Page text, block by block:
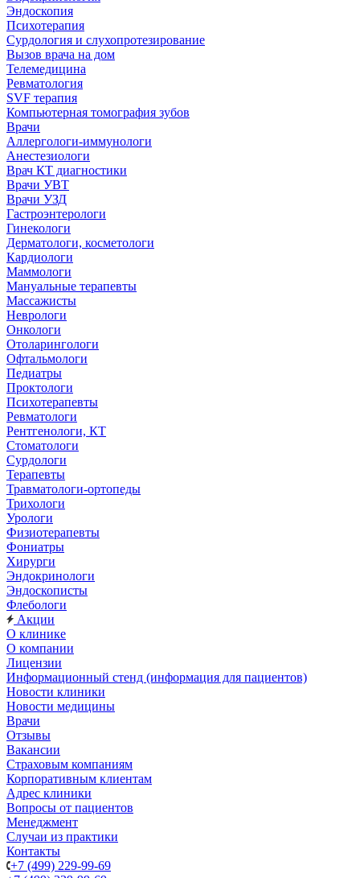
Эндоскопия
Психотерапия
Сурдология и слухопротезирование
Вызов врача на дом
Телемедицина
Ревматология
SVF терапия
Компьютерная томография зубов
Врачи
Аллергологи-иммунологи
Анестезиологи
Врач КТ диагностики
Врачи УВТ
Врачи УЗД
Гастроэнтерологи
Гинекологи
Дерматологи, косметологи
Кардиологи
Маммологи
Мануальные терапевты
Массажисты
Неврологи
Онкологи
Отоларингологи
Офтальмологи
Педиатры
Проктологи
Психотерапевты
Ревматологи
Рентгенологи, КТ
Стоматологи
Сурдологи
Терапевты
Травматологи-ортопеды
Трихологи
Урологи
Физиотерапевты
Фониатры
Хирурги
Эндокринологи
Эндоскописты
Флебологи
Акции
О клинике
О компании
Лицензии
Информационный стенд (информация для пациентов)
Новости клиники
Новости медицины
Врачи
Отзывы
Вакансии
Страховым компаниям
Корпоративным клиентам
Адрес клиники
Вопросы от пациентов
Менеджмент
Случаи из практики
Контакты
+7 (499) 229-99-69